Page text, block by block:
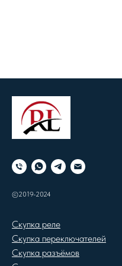
©2019-2024
Скупка реле
Скупка переключателей
Скупка разъёмов